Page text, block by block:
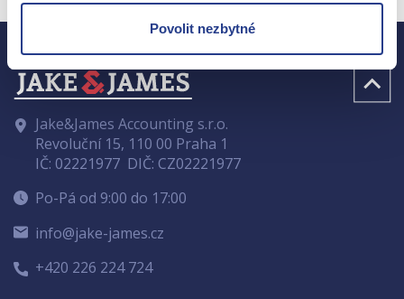
Povolit nezbytné
Jake&James Accounting s.r.o.
Revoluční 15, 110 00 Praha 1
IČ: 02221977 DIČ: CZ02221977
Po-Pá od 9:00 do 17:00
info@jake-james.cz
+420 226 224 724